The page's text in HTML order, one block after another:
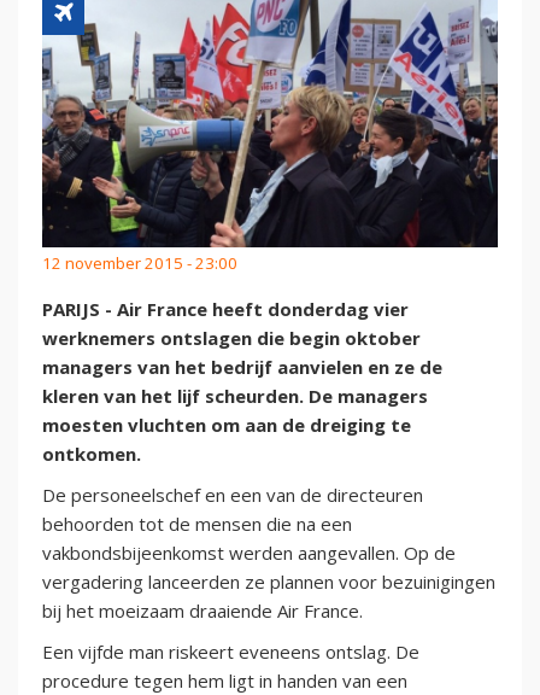
12 november 2015 - 23:00
PARIJS - Air France heeft donderdag vier
werknemers ontslagen die begin oktober
managers van het bedrijf aanvielen en ze de
kleren van het lijf scheurden. De managers
moesten vluchten om aan de dreiging te
ontkomen.
De personeelschef en een van de directeuren
behoorden tot de mensen die na een
vakbondsbijeenkomst werden aangevallen. Op de
vergadering lanceerden ze plannen voor bezuinigingen
bij het moeizaam draaiende Air France.
Een vijfde man riskeert eveneens ontslag. De
procedure tegen hem ligt in handen van een